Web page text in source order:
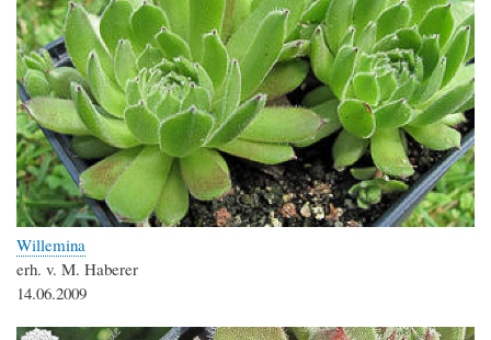
Willemina
erh. v. M. Haberer
14.06.2009